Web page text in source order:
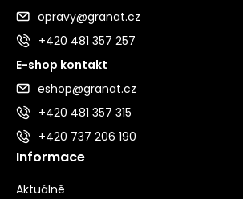
opravy@granat.cz
+420 481 357 257
E-shop kontakt
eshop@granat.cz
+420 481 357 315
+420 737 206 190
Informace
Aktuálně